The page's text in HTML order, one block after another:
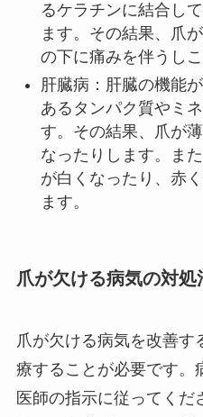
るケラチンに結合し
ます。その結果、爪
の下に痛みを伴うし
肝臓病：肝臓の機能
あるタンパク質やミ
す。その結果、爪が
なったりします。ま
が白くなったり、赤
ます。
爪が欠ける病気の対処
爪が欠ける病気を改善す
療することが必要です。
医師の指示に従ってくだ